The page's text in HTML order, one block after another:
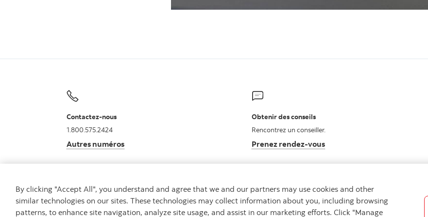
Contactez-nous
1.800.575.2424
Autres numéros
Obtenir des conseils
Rencontrez un conseiller.
Prenez rendez-vous
Carrières Notes juridiques Confidentialité Sécurité et fraude Accessibilité Paramètres des témoins
By clicking "Accept All", you understand and agree that we and our partners may use cookies and other
similar technologies on our sites. These technologies may collect information about you, including browsing
patterns, to enhance site navigation, analyze site usage, and assist in our marketing efforts. Click "Manage